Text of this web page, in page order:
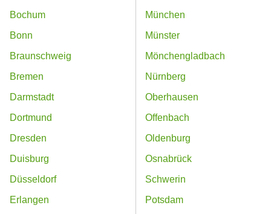
Bochum
Bonn
Braunschweig
Bremen
Darmstadt
Dortmund
Dresden
Duisburg
Düsseldorf
Erlangen
München
Münster
Mönchengladbach
Nürnberg
Oberhausen
Offenbach
Oldenburg
Osnabrück
Schwerin
Potsdam